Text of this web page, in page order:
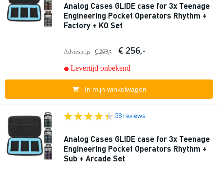
Analog Cases GLIDE case for 3x Teenage
Engineering Pocket Operators Rhythm +
Factory + KO Set
Adviesprijs € 263,- € 256,-
Levertijd onbekend
In mijn winkelwagen
38 reviews
Analog Cases GLIDE case for 3x Teenage
Engineering Pocket Operators Rhythm +
Sub + Arcade Set